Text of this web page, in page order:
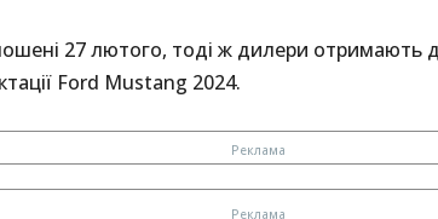
27 лютого, тоді ж дилери отримають
Ford Mustang 2024.